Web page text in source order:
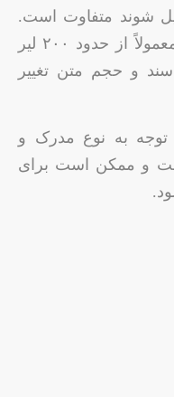
شوند متفاوت است.
در ترکیه، هزینه ترجمه رسمی معمولاً از حدود ۲۰۰ لیر
و حجم متن تغییر
توجه به نوع مدرک و
و ممکن است برای